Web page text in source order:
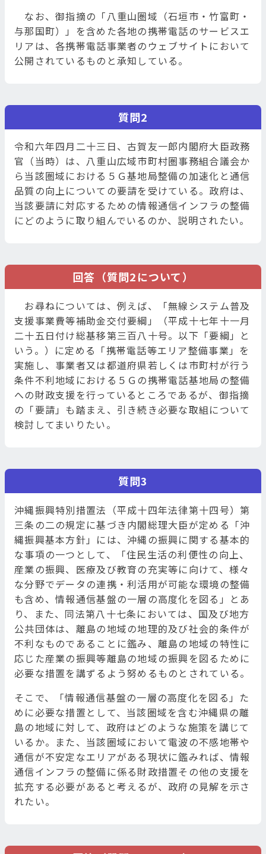
なお、御指摘の「八重山圏域（石垣市・竹富町・
与那国町）」を含めた各地の携帯電話のサービスエ
リアは、各携帯電話事業者のウェブサイトにおいて
公開されているものと承知している。
質問2
令和六年四月二十三日、古賀友一郎内閣府大臣政務
官（当時）は、八重山広域市町村圏事務組合議会か
ら当該圏域における５Ｇ基地局整備の加速化と通信
品質の向上についての要請を受けている。政府は、
当該要請に対応するための情報通信インフラの整備
にどのように取り組んでいるのか、説明されたい。
回答（質問2について）
お尋ねについては、例えば、「無線システム普及
支援事業費等補助金交付要綱」（平成十七年十一月
二十五日付け総基移第三百八十号。以下「要綱」と
いう。）に定める「携帯電話等エリア整備事業」を
実施し、事業者又は都道府県若しくは市町村が行う
条件不利地域における５Ｇの携帯電話基地局の整備
への財政支援を行っているところであるが、御指摘
の「要請」も踏まえ、引き続き必要な取組について
検討してまいりたい。
質問3
沖縄振興特別措置法（平成十四年法律第十四号）第
三条の二の規定に基づき内閣総理大臣が定める「沖
縄振興基本方針」には、沖縄の振興に関する基本的
な事項の一つとして、「住民生活の利便性の向上、
産業の振興、医療及び教育の充実等に向けて、様々
な分野でデータの連携・利活用が可能な環境の整備
も含め、情報通信基盤の一層の高度化を図る」とあ
り、また、同法第八十七条においては、国及び地方
公共団体は、離島の地域の地理的及び社会的条件が
不利なものであることに鑑み、離島の地域の特性に
応じた産業の振興等離島の地域の振興を図るために
必要な措置を講ずるよう努めるものとされている。
そこで、「情報通信基盤の一層の高度化を図る」た
めに必要な措置として、当該圏域を含む沖縄県の離
島の地域に対して、政府はどのような施策を講じて
いるか。また、当該圏域において電波の不感地帯や
通信が不安定なエリアがある現状に鑑みれば、情報
通信インフラの整備に係る財政措置その他の支援を
拡充する必要があると考えるが、政府の見解を示さ
れたい。